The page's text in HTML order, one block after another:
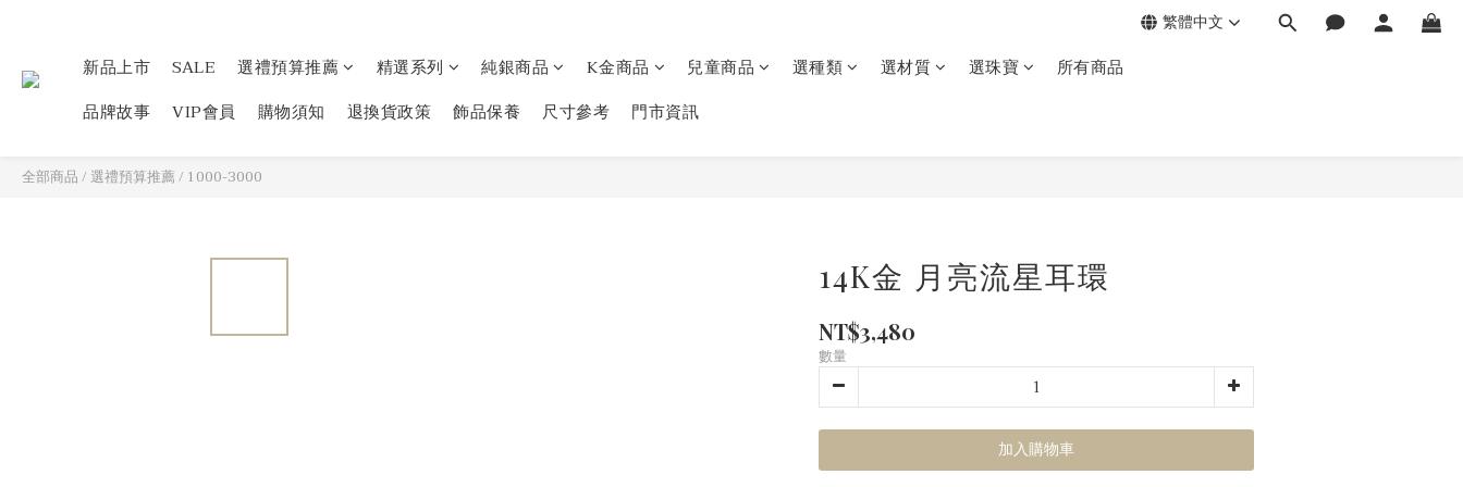
繁體中文
新品上市 SALE 選禮預算推薦 精選系列 純銀商品 K金商品 兒童商品 選種類 選材質 選珠寶
所有商品
品牌故事
VIP會員 購物須知 退換貨政策 飾品保養 尺寸參考 門市資訊
全部商品/選禮預算推薦/ 1000-3000
14K金 月亮流星耳環
NT$3,480
數量
加入購物車